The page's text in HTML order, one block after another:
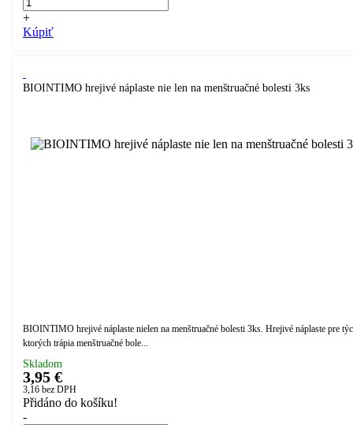
+
Kúpiť
BIOINTIMO hrejivé náplaste nie len na menštruačné bolesti 3ks
BIOINTIMO hrejivé náplaste nielen na menštruačné bolesti 3ks. Hrejivé náplaste pre
ktorých trápia menštruačné bole...
Skladom
3,95 €
3,16 bez DPH
Přidáno do košíku!
-